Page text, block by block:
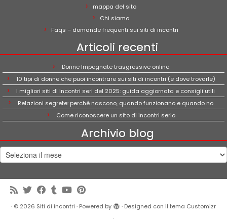
mappa del sito
Chi siamo
Faqs – domande frequenti sui siti di incontri
Articoli recenti
Donne Impegnate trasgressive online
10 tipi di donne che puoi incontrare sui siti di incontri (e dove trovarle)
I migliori siti di incontri seri del 2025: guida aggiornata e consigli utili
Relazioni segrete: perché nascono, quando funzionano e quando no
Come riconoscere un sito di incontri serio
Archivio blog
Archivio
blog
· © 2026 Siti di incontri · Powered by · Designed con il tema Customizr
·